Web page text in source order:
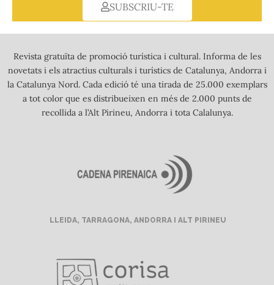
SUBSCRIU-TE
Revista gratuïta de promoció turística i cultural. Informa de les
novetats i els atractius culturals i turístics de Catalunya, Andorra i
la Catalunya Nord. Cada edició té una tirada de 25.000 exemplars
a tot color que es distribueixen en més de 2.000 punts de
recollida a l’Alt Pirineu, Andorra i tota Calalunya.
LLEIDA, TARRAGONA, ANDORRA I ALT PIRINEU